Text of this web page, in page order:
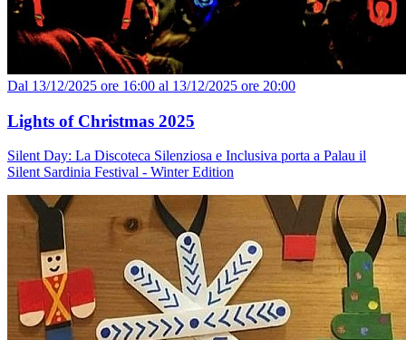
Dal 13/12/2025 ore 16:00 al 13/12/2025 ore 20:00
Lights of Christmas 2025
Silent Day: La Discoteca Silenziosa e Inclusiva porta a Palau il
Silent Sardinia Festival - Winter Edition